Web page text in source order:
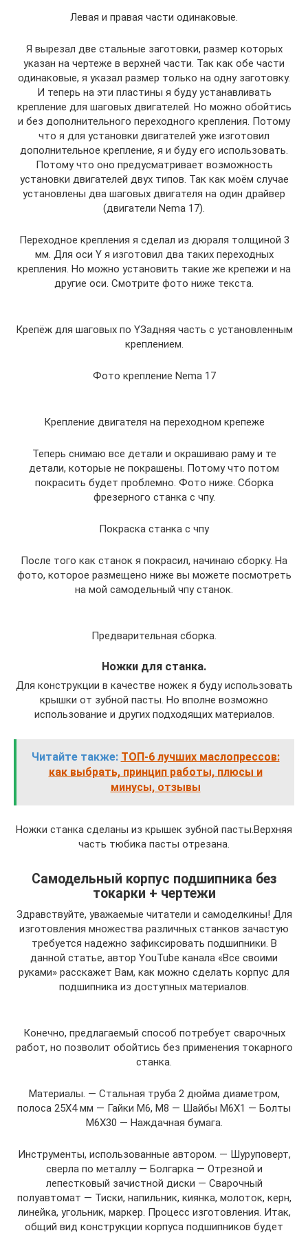
Левая и правая части одинаковые.
Я вырезал две стальные заготовки, размер которых
указан на чертеже в верхней части. Так как обе части
одинаковые, я указал размер только на одну заготовку.
И теперь на эти пластины я буду устанавливать
крепление для шаговых двигателей. Но можно обойтись
и без дополнительного переходного крепления. Потому
что я для установки двигателей уже изготовил
дополнительное крепление, я и буду его использовать.
Потому что оно предусматривает возможность
установки двигателей двух типов. Так как моём случае
установлены два шаговых двигателя на один драйвер
(двигатели Nema 17).
Переходное крепления я сделал из дюраля толщиной 3
мм. Для оси Y я изготовил два таких переходных
крепления. Но можно установить такие же крепежи и на
другие оси. Смотрите фото ниже текста.
Крепёж для шаговых по YЗадняя часть с установленным
креплением.
Фото крепление Nema 17
Крепление двигателя на переходном крепеже
Теперь снимаю все детали и окрашиваю раму и те
детали, которые не покрашены. Потому что потом
покрасить будет проблемно. Фото ниже. Сборка
фрезерного станка с чпу.
Покраска станка с чпу
После того как станок я покрасил, начинаю сборку. На
фото, которое размещено ниже вы можете посмотреть
на мой самодельный чпу станок.
Предварительная сборка.
Ножки для станка.
Для конструкции в качестве ножек я буду использовать
крышки от зубной пасты. Но вполне возможно
использование и других подходящих материалов.
Читайте также: ТОП-6 лучших маслопрессов:
как выбрать, принцип работы, плюсы и
минусы, отзывы
Ножки станка сделаны из крышек зубной пасты.Верхняя
часть тюбика пасты отрезана.
Самодельный корпус подшипника без
токарки + чертежи
Здравствуйте, уважаемые читатели и самоделкины! Для
изготовления множества различных станков зачастую
требуется надежно зафиксировать подшипники. В
данной статье, автор YouTube канала «Все своими
руками» расскажет Вам, как можно сделать корпус для
подшипника из доступных материалов.
Конечно, предлагаемый способ потребует сварочных
работ, но позволит обойтись без применения токарного
станка.
Материалы. — Стальная труба 2 дюйма диаметром,
полоса 25Х4 мм — Гайки М6, М8 — Шайбы М6Х1 — Болты
М6Х30 — Наждачная бумага.
Инструменты, использованные автором. — Шуруповерт,
сверла по металлу — Болгарка — Отрезной и
лепестковый зачистной диски — Сварочный
полуавтомат — Тиски, напильник, киянка, молоток, керн,
линейка, угольник, маркер. Процесс изготовления. Итак,
общий вид конструкции корпуса подшипников будет